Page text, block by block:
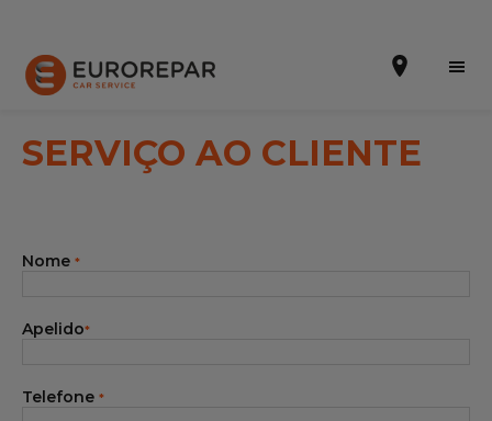
Orçamento online
A marca
SERVIÇO AO CLIENTE
Nome *
Apelido*
Telefone *